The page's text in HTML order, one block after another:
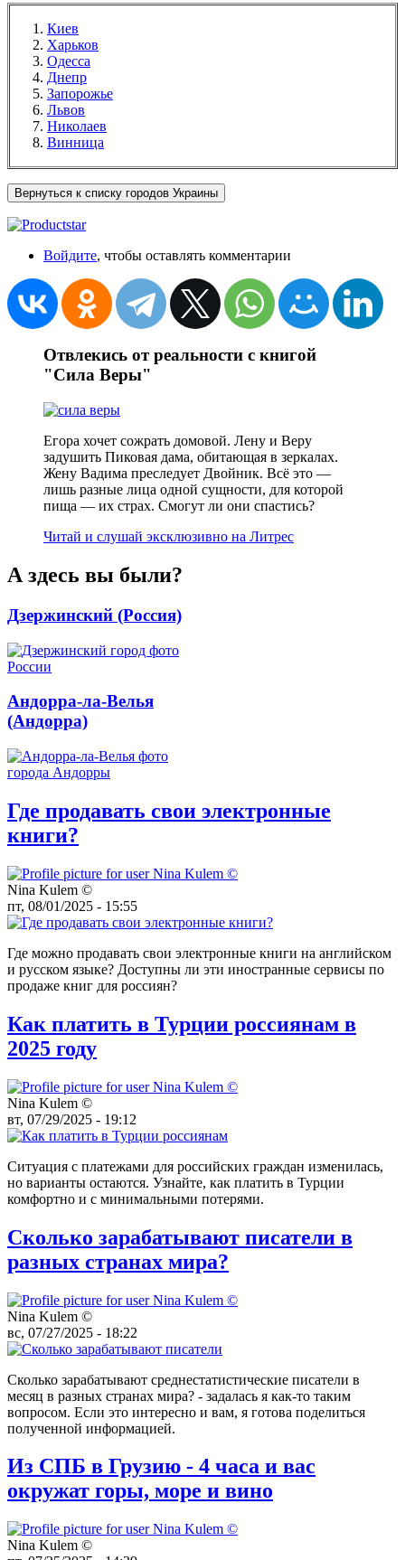
Киев
Харьков
Одесса
Днепр
Запорожье
Львов
Николаев
Винница
Вернуться к списку городов Украины
Войдите, чтобы оставлять комментарии
Отвлекись от реальности с книгой
"Сила Веры"
Егора хочет сожрать домовой. Лену и Веру
задушить Пиковая дама, обитающая в зеркалах.
Жену Вадима преследует Двойник. Всё это —
лишь разные лица одной сущности, для которой
пища — их страх. Смогут ли они спастись?
Читай и слушай эксклюзивно на Литрес
А здесь вы были?
Дзержинский (Россия)
Андорра-ла-Велья
(Андорра)
Где продавать свои электронные
книги?
Nina Kulem ©️
пт, 08/01/2025 - 15:55
Где можно продавать свои электронные книги на английском
и русском языке? Доступны ли эти иностранные сервисы по
продаже книг для россиян?
Как платить в Турции россиянам в
2025 году
Nina Kulem ©️
вт, 07/29/2025 - 19:12
Ситуация с платежами для российских граждан изменилась,
но варианты остаются. Узнайте, как платить в Турции
комфортно и с минимальными потерями.
Сколько зарабатывают писатели в
разных странах мира?
Nina Kulem ©️
вс, 07/27/2025 - 18:22
Сколько зарабатывают среднестатистические писатели в
месяц в разных странах мира? - задалась я как-то таким
вопросом. Если это интересно и вам, я готова поделиться
полученной информацией.
Из СПБ в Грузию - 4 часа и вас
окружат горы, море и вино
Nina Kulem ©️